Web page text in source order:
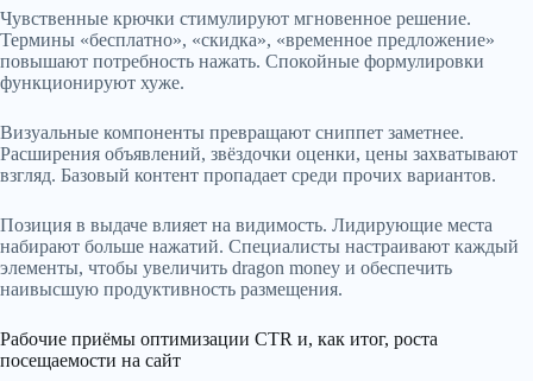
Чувственные крючки стимулируют мгновенное решение.
Термины «бесплатно», «скидка», «временное предложение»
повышают потребность нажать. Спокойные формулировки
функционируют хуже.
Визуальные компоненты превращают сниппет заметнее.
Расширения объявлений, звёздочки оценки, цены захватывают
взгляд. Базовый контент пропадает среди прочих вариантов.
Позиция в выдаче влияет на видимость. Лидирующие места
набирают больше нажатий. Специалисты настраивают каждый
элементы, чтобы увеличить dragon money и обеспечить
наивысшую продуктивность размещения.
Рабочие приёмы оптимизации CTR и, как итог, роста
посещаемости на сайт